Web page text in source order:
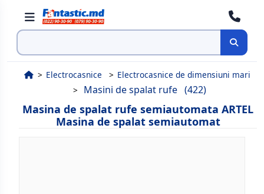
Cauta
Electrocasnice Electrocasnice de dimensiuni mari
Masini de spalat rufe (422)
Masina de spalat rufe semiautomata ARTEL
Masina de spalat semiautomat